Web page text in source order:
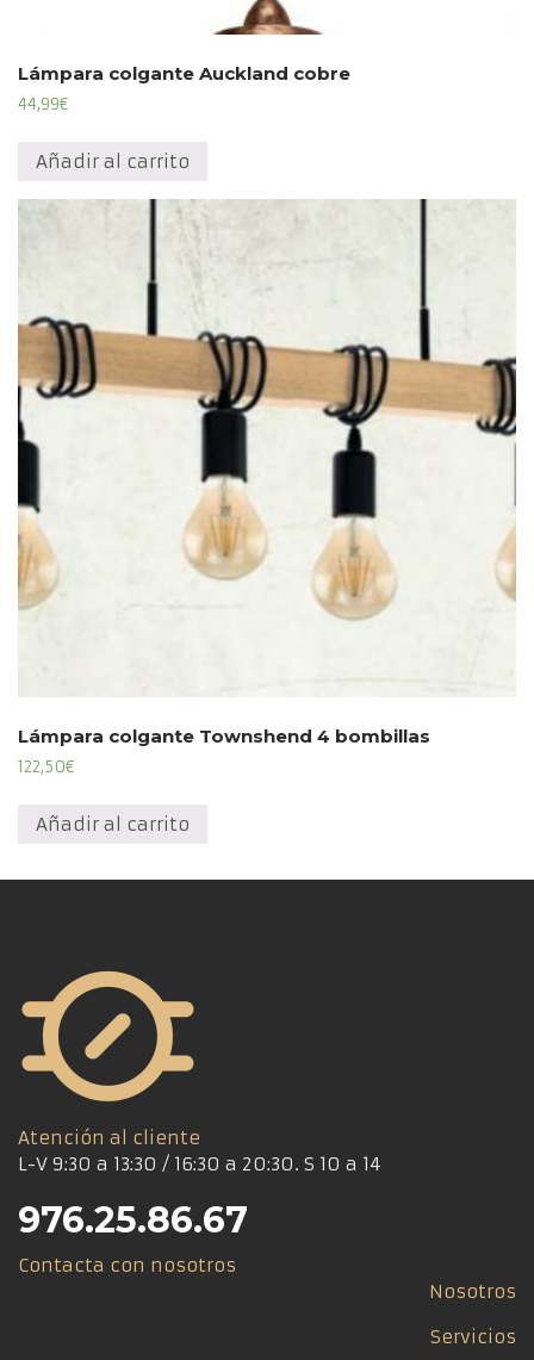
Lámpara colgante Auckland cobre
44,99€
Añadir al carrito
Lámpara colgante Townshend 4 bombillas
122,50€
Añadir al carrito
Atención al cliente
L-V 9:30 a 13:30 / 16:30 a 20:30. S 10 a 14
976.25.86.67
Contacta con nosotros
Nosotros
Servicios